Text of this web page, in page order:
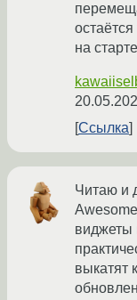
на
Ссылка
Читаю и
виджеты
выкатят